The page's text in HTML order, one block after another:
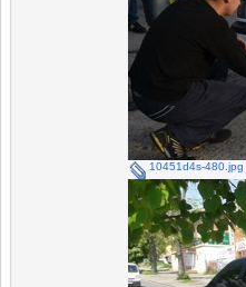
10451d4s-480.jpg